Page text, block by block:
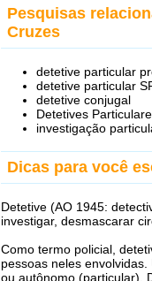
Pesquisas
Cruzes
detetive particular
detetive particular
detetive conjugal
Detetives
investigação
Dicas para você
Detetive (AO 1945:
investigar, desmascarar
Como termo policial,
pessoas neles
ou autônomo (particular).